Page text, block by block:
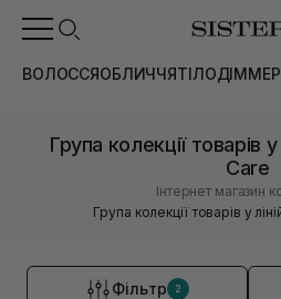
ВОЛОССЯОБЛИЧЧЯТІЛОДІМ
Група колекції товарів
Care
Інтернет магазин
Група колекції товарів у
Фільтр 2